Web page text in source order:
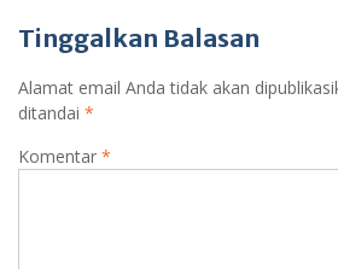
Tinggalkan Balasan
Alamat email Anda tidak akan
ditandai *
Komentar *